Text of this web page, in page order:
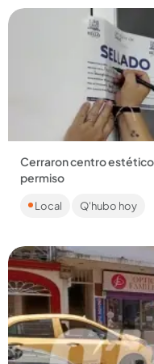
Cerraron centro estético
permiso
permisos ni los
Local Q'hubo hoy